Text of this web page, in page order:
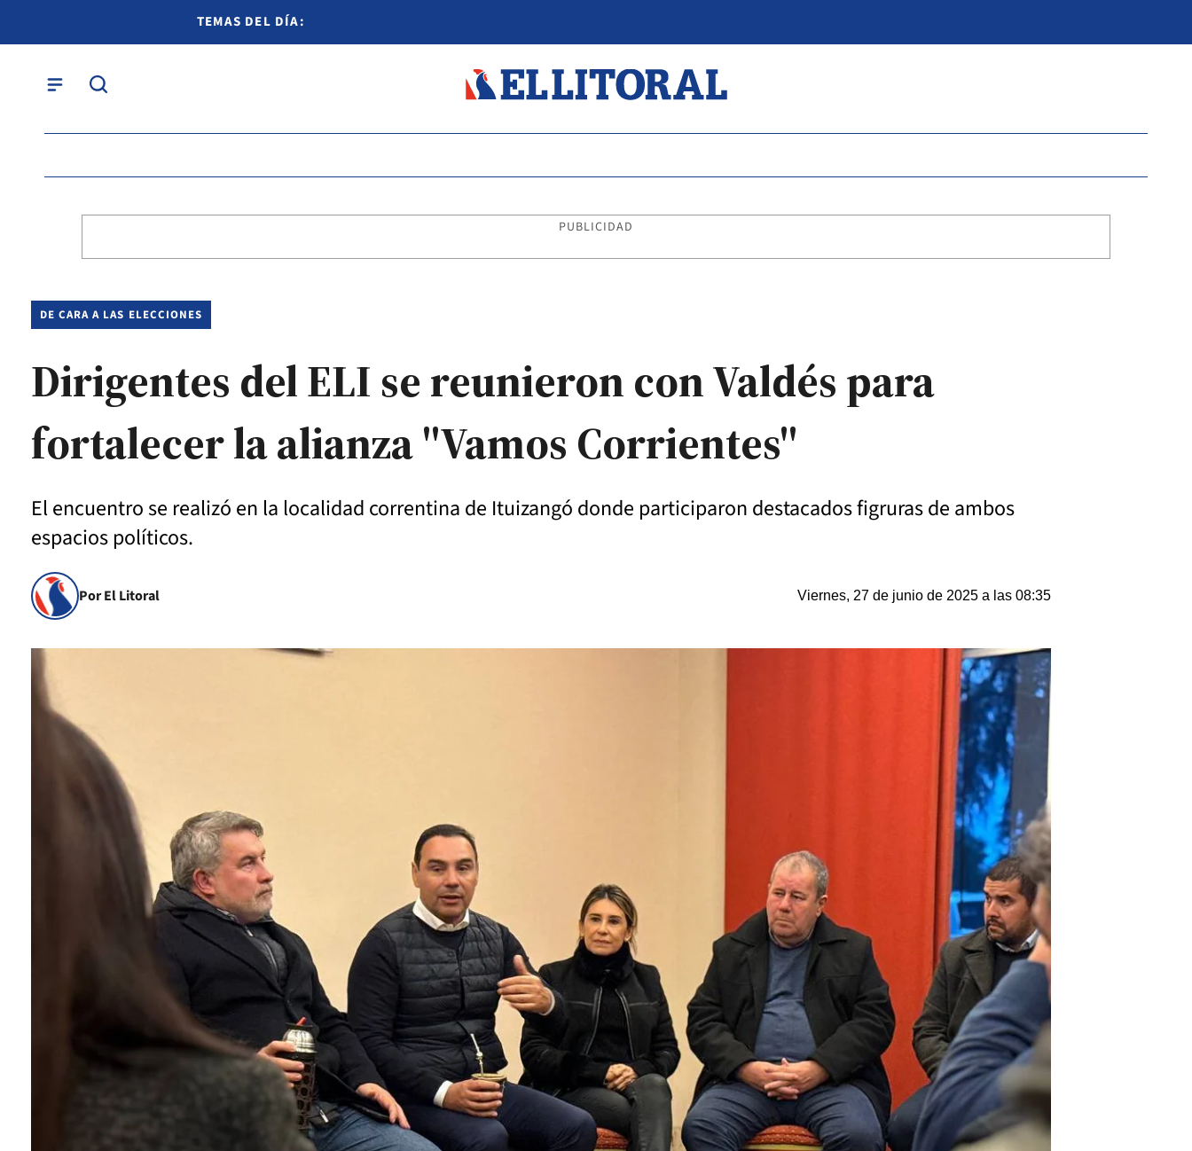
TEMAS DEL DÍA:
PUBLICIDAD
DE CARA A LAS ELECCIONES
Dirigentes del ELI se reunieron con Valdés para
fortalecer la alianza "Vamos Corrientes"
El encuentro se realizó en la localidad correntina de Ituizangó donde participaron destacados figruras de ambos
espacios políticos.
Por El Litoral Viernes, 27 de junio de 2025 a las 08:35